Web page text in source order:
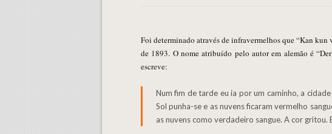
Foi determinado através de infravermelhos que “Kan kun være malet af en gal Mand!” foi escrito pelo próprio Edvard Munch no quadro conhecido como “O Grito”
de 1893. O nome atribuído pelo autor em alemão é
escreve:
Num fim de tarde eu ia por um caminho, a cidade estava de um lado e o fiorde abaixo. Senti-me cansado e doente. Parei e olhei para o fiorde — o
Sol punha-se e as nuvens ficaram vermelho
as nuvens como verdadeiro sangue. A cor gritou.